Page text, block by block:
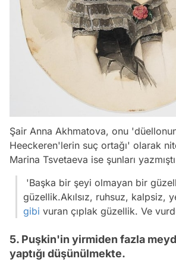
Şair Anna Akhmatova, onu
Heeckeren'lerin suç ortağı' olarak
Marina Tsvetaeva ise şunları
'Başka bir şeyi olmayan bir
güzellik.Akılsız, ruhsuz, kalpsiz,
gibi vuran çıplak güzellik. Ve
5. Puşkin'in yirmiden fazla
yaptığı düşünülmekte.